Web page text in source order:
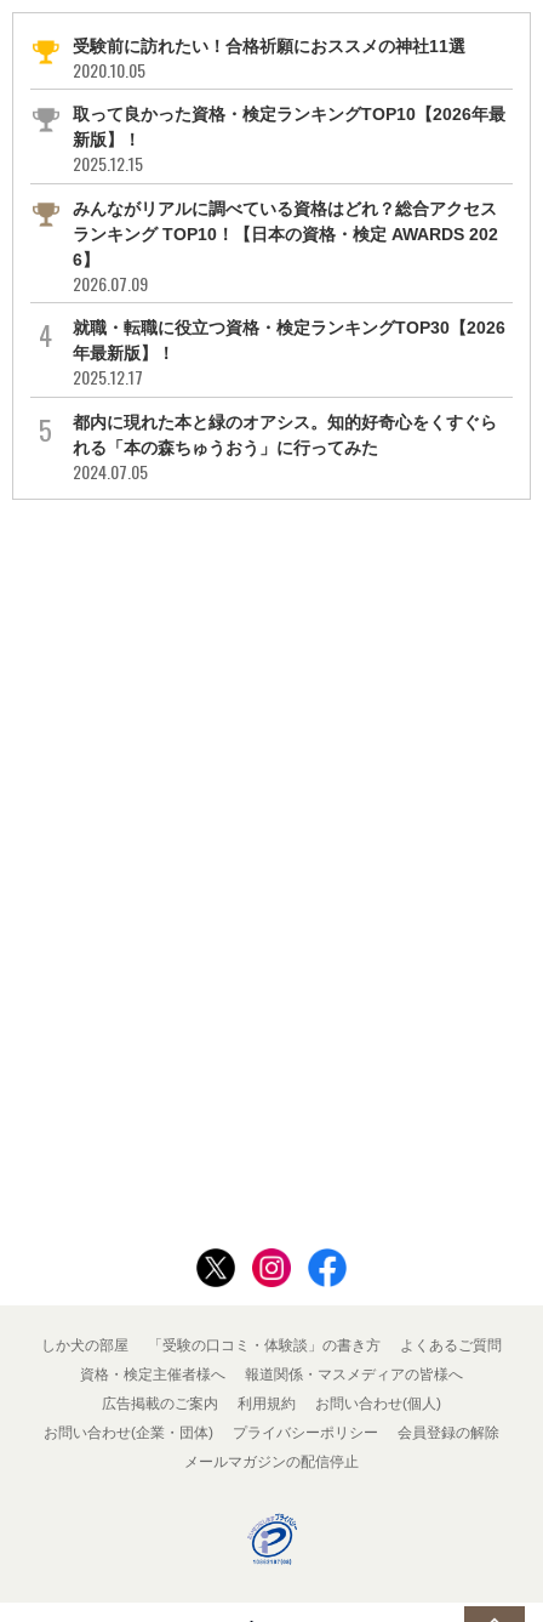
受験前に訪れたい！合格祈願におススメの神社11選
2020.10.05
取って良かった資格・検定ランキングTOP10【2026年最
新版】！
2025.12.15
みんながリアルに調べている資格はどれ？総合アクセス
ランキング TOP10！【日本の資格・検定 AWARDS 202
6】
2026.07.09
就職・転職に役立つ資格・検定ランキングTOP30【2026
年最新版】！
2025.12.17
都内に現れた本と緑のオアシス。知的好奇心をくすぐら
れる「本の森ちゅうおう」に行ってみた
2024.07.05
しか犬の部屋 「受験の口コミ・体験談」の書き方
よくあるご質問
資格・検定主催者様へ
報道関係・マスメディアの皆様へ
広告掲載のご案内
利用規約
お問い合わせ(個人)
お問い合わせ(企業・団体)
プライバシーポリシー
会員登録の解除
メールマガジンの配信停止